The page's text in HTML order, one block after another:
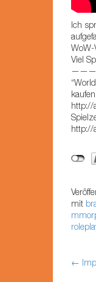
Ich
WoW-
Viel
http://
http://
mit
←